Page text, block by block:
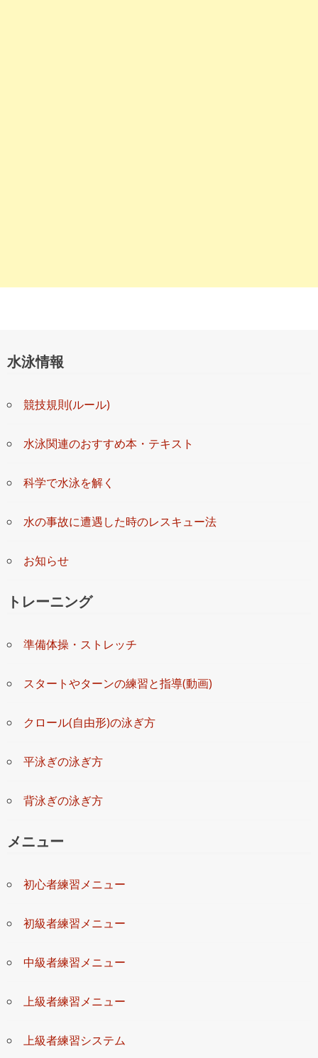
水泳情報
競技規則(ルール)
水泳関連のおすすめ本・テキスト
科学で水泳を解く
水の事故に遭遇した時のレスキュー法
お知らせ
トレーニング
準備体操・ストレッチ
スタートやターンの練習と指導(動画)
クロール(自由形)の泳ぎ方
平泳ぎの泳ぎ方
背泳ぎの泳ぎ方
メニュー
初心者練習メニュー
初級者練習メニュー
中級者練習メニュー
上級者練習メニュー
上級者練習システム